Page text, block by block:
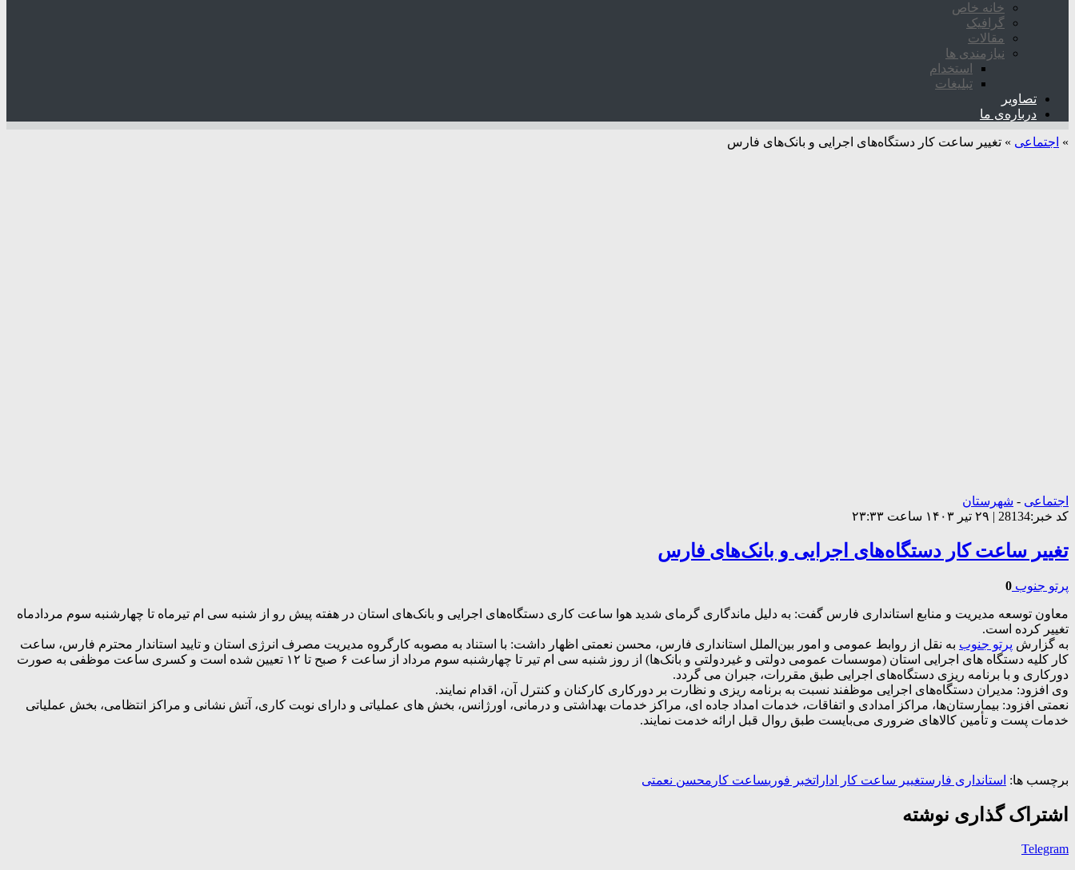
خانه خاص
گرافیک
مقالات
نیازمندی ها
استخدام
تبلیغات
تصاویر
درباره‌ی ما
» اجتماعی » تغییر ساعت کار دستگاه‌های اجرایی و بانک‌های فارس
اجتماعی - شهرستان
کد خبر:28134 | ۲۹ تیر ۱۴۰۳ ساعت ۲۳:۳۳
تغییر ساعت کار دستگاه‌های اجرایی و بانک‌های فارس
پرتو جنوب 0
معاون توسعه مدیریت و منابع استانداری فارس گفت: به دلیل ماندگاری گرمای شدید هوا ساعت کاری دستگاه‌های اجرایی و بانک‌های استان در هفته پیش رو از شنبه سی ام تیرماه تا چهارشنبه سوم مردادماه
تغییر کرده است.
به گزارش پرتو جنوب به نقل از روابط عمومی و امور بین‌الملل استانداری فارس، محسن نعمتی اظهار داشت: با استناد به مصوبه کارگروه مدیریت مصرف انرژی استان و تایید استاندار محترم فارس، ساعت
کار کلیه دستگاه های اجرایی استان (موسسات عمومی دولتی و غیردولتی و بانک‌ها) از روز شنبه سی ام تیر تا چهارشنبه سوم مرداد از ساعت ۶ صبح تا ۱۲ تعیین شده است و کسری ساعت موظفی به صورت
دورکاری و با برنامه ریزی دستگاه‌های اجرایی طبق مقررات، جبران می گردد.
وی افزود: مدیران دستگاه‌های اجرایی موظفند نسبت به برنامه ریزی و نظارت بر دورکاری کارکنان و کنترل آن، اقدام نمایند.
نعمتی افزود: بیمارستان‌ها، مراکز امدادی و اتفاقات، خدمات امداد جاده ای، مراکز خدمات بهداشتی و درمانی، اورژانس، بخش های عملیاتی و دارای نوبت کاری، آتش نشانی و مراکز انتظامی، بخش عملیاتی
خدمات پست و تأمین کالاهای ضروری می‌بایست طبق روال قبل ارائه خدمت نمایند.
برچسب ها: استانداری فارستغییر ساعت کار اداراتخبر فوریساعت کار محسن نعمتی
اشتراک گذاری نوشته
Telegram